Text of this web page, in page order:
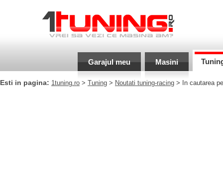
Garajul meu Masini
Esti in pagina: 1tuning.ro > Tuning > Noutati tuning-racing > In cautarea